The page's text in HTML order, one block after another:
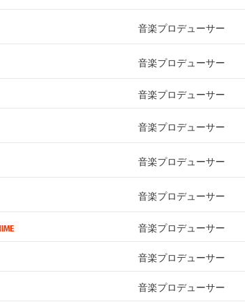
音楽プロデューサー
音楽プロデューサー
音楽プロデューサー
音楽プロデューサー
音楽プロデューサー
音楽プロデューサー
音楽プロデューサー
音楽プロデューサー
音楽プロデューサー